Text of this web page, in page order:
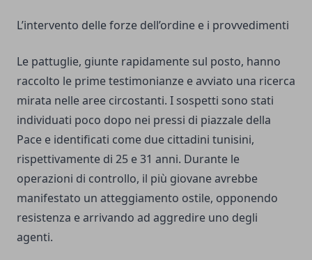
L’intervento delle forze dell’ordine e i provvedimenti
Le pattuglie, giunte rapidamente sul posto, hanno
raccolto le prime testimonianze e avviato una ricerca
mirata nelle aree circostanti. I sospetti sono stati
individuati poco dopo nei pressi di piazzale della
Pace e identificati come due cittadini tunisini,
rispettivamente di 25 e 31 anni. Durante le
operazioni di controllo, il più giovane avrebbe
manifestato un atteggiamento ostile, opponendo
resistenza e arrivando ad aggredire uno degli
agenti.